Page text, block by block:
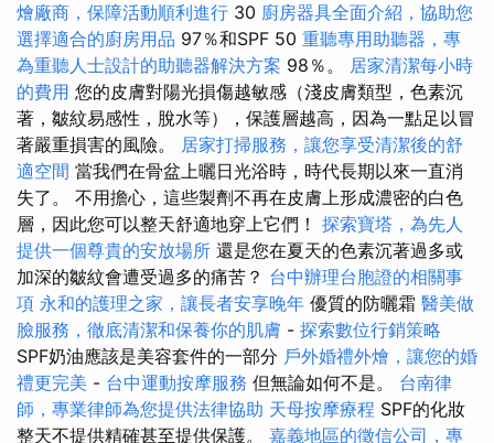
燴廠商，保障活動順利進行 30 廚房器具全面介紹，協助您
選擇適合的廚房用品 97％和SPF 50 重聽專用助聽器，專
為重聽人士設計的助聽器解決方案 98％。 居家清潔每小時
的費用 您的皮膚對陽光損傷越敏感（淺皮膚類型，色素沉
著，皺紋易感性，脫水等），保護層越高，因為一點足以冒
著嚴重損害的風險。 居家打掃服務，讓您享受清潔後的舒
適空間 當我們在骨盆上曬日光浴時，時代長期以來一直消
失了。 不用擔心，這些製劑不再在皮膚上形成濃密的白色
層，因此您可以整天舒適地穿上它們！ 探索寶塔，為先人
提供一個尊貴的安放場所 還是您在夏天的色素沉著過多或
加深的皺紋會遭受過多的痛苦？ 台中辦理台胞證的相關事
項 永和的護理之家，讓長者安享晚年 優質的防曬霜 醫美做
臉服務，徹底清潔和保養你的肌膚 - 探索數位行銷策略
SPF奶油應該是美容套件的一部分 戶外婚禮外燴，讓您的婚
禮更完美 - 台中運動按摩服務 但無論如何不是。 台南律
師，專業律師為您提供法律協助 天母按摩療程 SPF的化妝
整天不提供精確甚至提供保護。 嘉義地區的徵信公司，專